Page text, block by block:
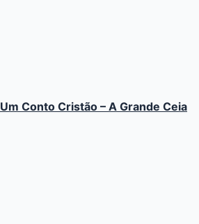
Um Conto Cristão – A Grande Ceia